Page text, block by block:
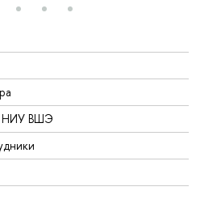
НИУ ВШЭ